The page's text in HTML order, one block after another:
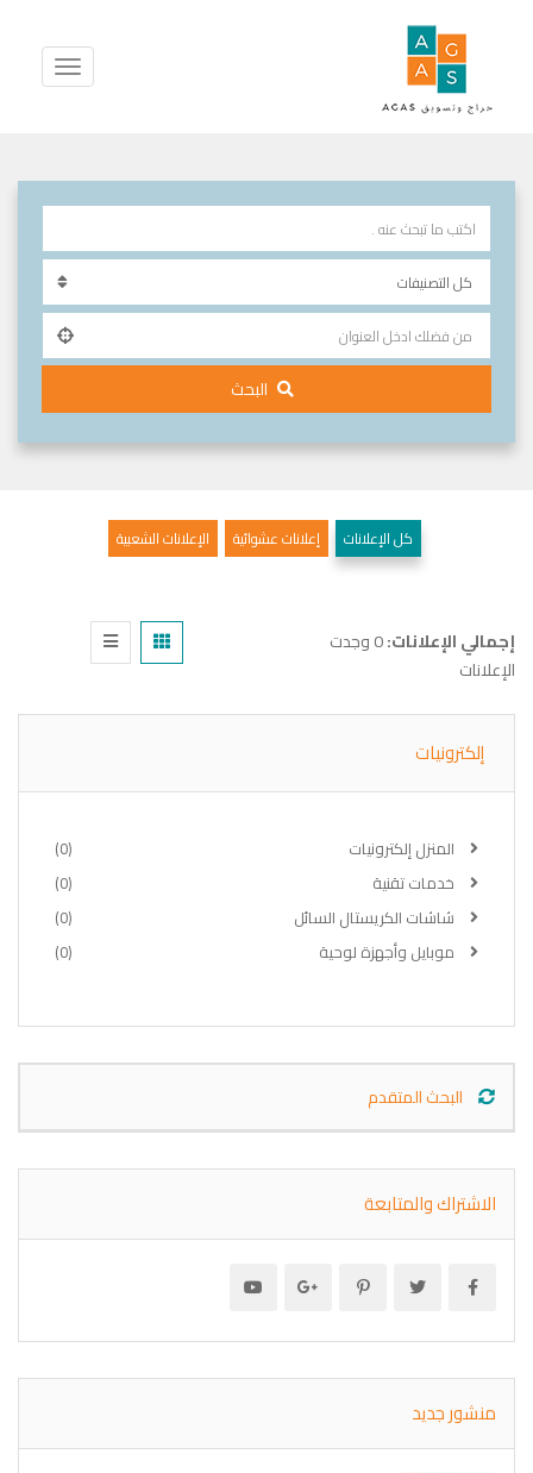
البحث
كل الإعلانات إعلانات عشوائية الإعلانات الشعبية
إجمالي الإعلانات:
0 وجدت
الإعلانات
إلكترونيات
المنزل إلكترونيات
(0)
خدمات تقنية
(0)
شاشات الكريستال السائل
(0)
موبايل وأجهزة لوحية
(0)
البحث المتقدم
الاشتراك والمتابعة
منشور جديد